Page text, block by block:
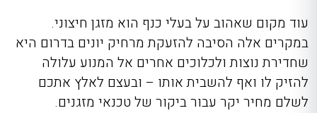
עוד מקום שאהוב על בעלי כנף הוא מזגן חיצוני.
במקרים אלה הסיבה להזעקת מרחיק יונים בדרום היא
שחדירת נוצות ולכלוכים אחרים אל המנוע עלולה
להזיק לו ואף להשבית אותו – ובעצם לאלץ אתכם
לשלם מחיר יקר עבור ביקור של טכנאי מזגנים.